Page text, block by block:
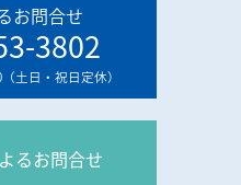
お問合せ
3802
土日・祝日定休）
るお問合せ